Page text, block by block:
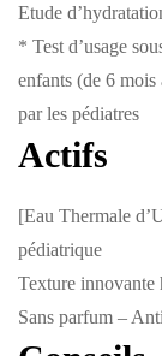
Etude
* Test d’usage
enfants (de 6
par les pédiatres
Actifs
[Eau Thermale
pédiatrique
Texture innovante
Sans parfum –